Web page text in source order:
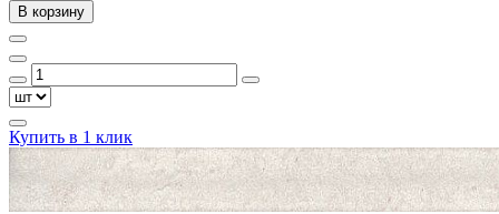
В корзину
Купить в 1 клик